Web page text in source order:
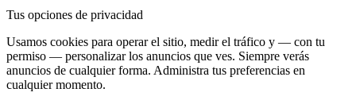
Tus opciones de privacidad
Usamos cookies para operar el sitio, medir el tráfico y — con tu
permiso — personalizar los anuncios que ves. Siempre verás
anuncios de cualquier forma. Administra tus preferencias en
cualquier momento.